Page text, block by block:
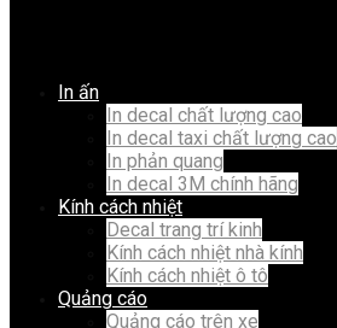
In ấn
In decal chất lượng cao
In decal taxi chất lượng cao
In phản quang
In decal 3M chính hãng
Kính cách nhiệt
Decal trang trí kinh
Kính cách nhiệt nhà kính
Kính cách nhiệt ô tô
Quảng cáo
Quảng cáo trên xe